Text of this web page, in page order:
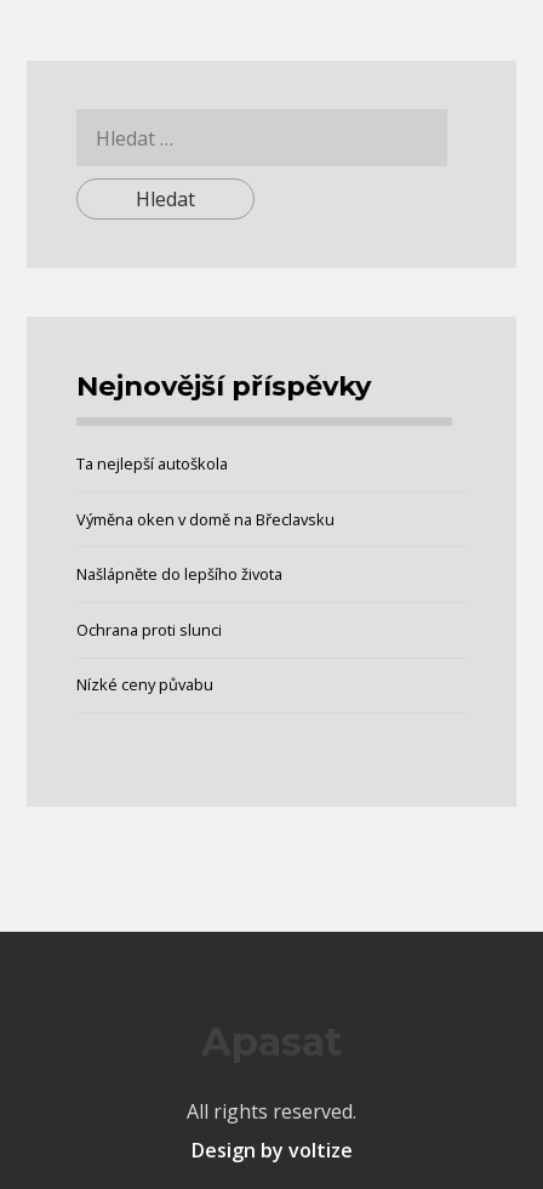
Nejnovější příspěvky
Ta nejlepší autoškola
Výměna oken v domě na Břeclavsku
Našlápněte do lepšího života
Ochrana proti slunci
Nízké ceny půvabu
All rights reserved.
Design by voltize